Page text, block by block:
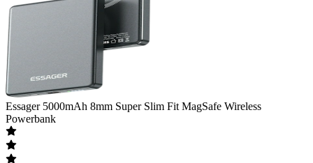
Essager 5000mAh 8mm Super Slim Fit MagSafe Wireless
Powerbank